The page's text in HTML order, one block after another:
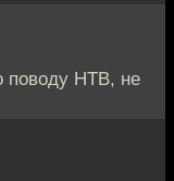
поводу НТВ, не